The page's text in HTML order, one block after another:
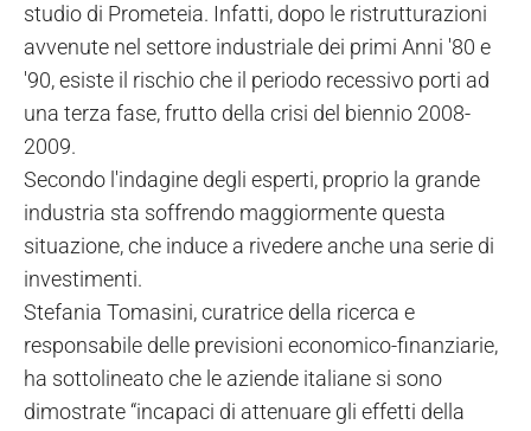
studio di Prometeia. Infatti, dopo le ristrutturazioni
avvenute nel settore industriale dei primi Anni '80 e
'90, esiste il rischio che il periodo recessivo porti ad
una terza fase, frutto della crisi del biennio 2008-
2009.
Secondo l'indagine degli esperti, proprio la grande
industria sta soffrendo maggiormente questa
situazione, che induce a rivedere anche una serie di
investimenti.
Stefania Tomasini, curatrice della ricerca e
responsabile delle previsioni economico-finanziarie,
ha sottolineato che le aziende italiane si sono
dimostrate “incapaci di attenuare gli effetti della